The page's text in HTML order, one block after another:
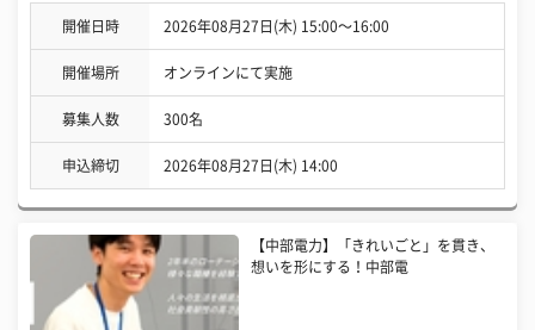
開催日時 2026年08月27日(木) 15:00〜16:00
開催場所 オンラインにて実施
募集人数 300名
申込締切 2026年08月27日(木) 14:00
【中部電力】「きれいごと」を貫き、
想いを形にする！中部電